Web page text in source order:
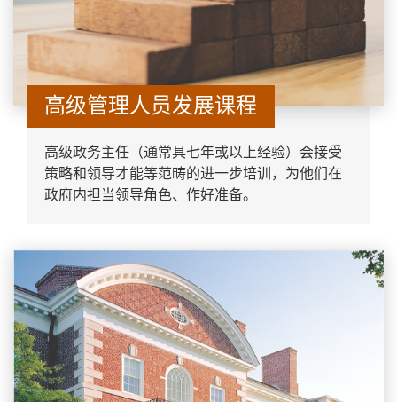
高级管理人员发展课程
高级政务主任（通常具七年或以上经验）会接受
策略和领导才能等范畴的进一步培训，为他们在
政府内担当领导角色、作好准备。